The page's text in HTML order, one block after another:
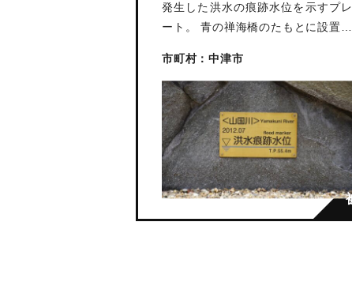
発生した洪水の痕跡水位を示すプレ
ート。 青の禅海橋のたもとに設置し
市町村：中津市